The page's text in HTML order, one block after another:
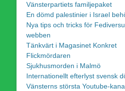
Vänsterpartiets familjepaket
En dömd palestinier i Israel
Nya tips och tricks för
webben
Tänkvärt i Magasinet Konkret
Flickmördaren
Sjukhusmorden i Malmö
Internationellt efterlyst svensk
Vänsterns största Youtube-